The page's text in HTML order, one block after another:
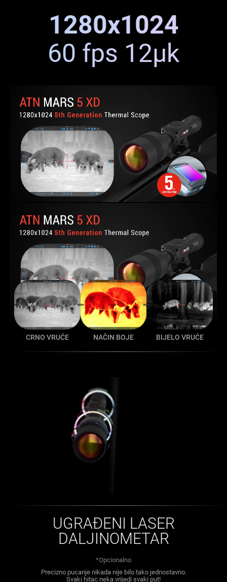
1280x1024
60 fps 12μk
CRNO VRUĆE NAČIN BOJE BIJELO VRUĆE
UGRAĐENI LASER
DALJINOMETAR
*Opcionalno
Precizno pucanje nikada nije bilo tako jednostavno.
Svaki hitac neka vrijedi svaki put!